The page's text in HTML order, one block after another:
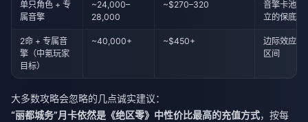
单只角色 + 专
属音擎
~24,000–
28,000
~$270–320
音擎卡池有
立的保底机
2命 + 专属音
擎（中氪玩家
目标）
~40,000+ ~$450+
边际效应递
区间
大多数攻略会忽略的几点诚实建议：
“丽都城务”月卡依然是《绝区零》中性价比最高的充值方式，按每